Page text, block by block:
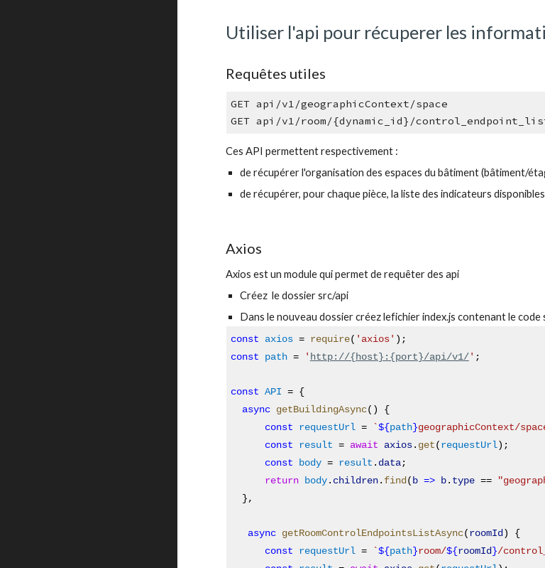
Utiliser l'api pour récuperer les
Requêtes utiles
GET api/v1/geographicContext/space
GET api/v1/room/{dynamic_id} /
Ces API permettent respectivement :
de récupérer l'organisation des espaces du bâtiment (bâtiment/
de récupérer, pour chaque pièce, la liste des indicateurs
Axios
Axios est un module qui permet de requêter des api
Créez  le dossier src/api
Dans le nouveau dossier créez lefichier index.js contenant le code
const axios = require( 'axios' );
const
path = ' http://{host}:{port}/api/v1/' ;
const API = {
async getBuildingAsync() {
const
requestUrl = `${path}geographicContext/
const
result = await axios. get(requestUrl);
const
body = result . data;
return
body. children. find ( b => b. type ==
  },
async getRoomControlEndpointsListAsync(roomId ) {
const
requestUrl = `${path}room/${roomId}/